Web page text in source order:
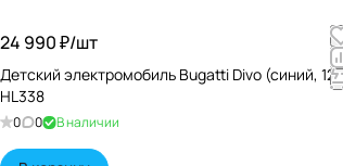
24 990 ₽/шт
Детский электромобиль Bugatti Divo (синий,
HL338
0 0 В наличии